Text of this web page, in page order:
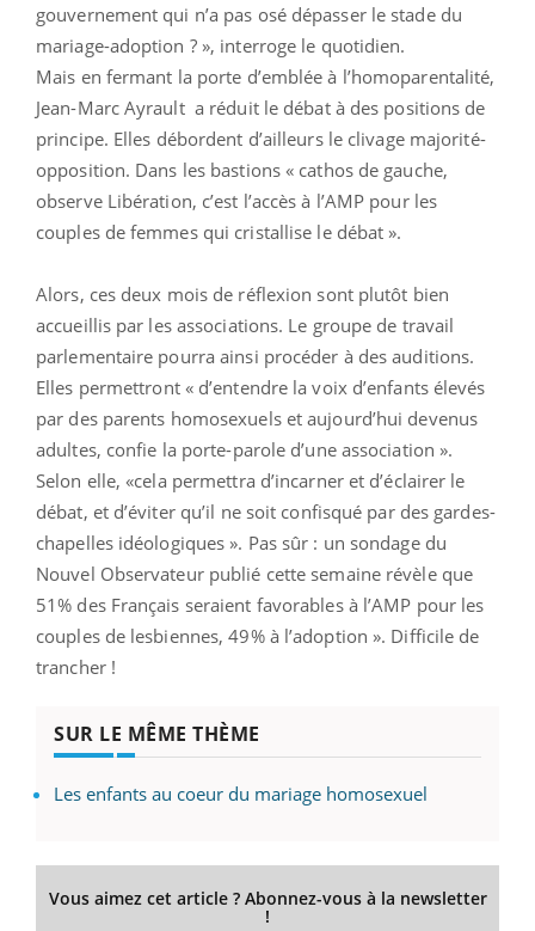
gouvernement qui n’a pas osé dépasser le stade du
mariage-adoption ? », interroge le quotidien.
Mais en fermant la porte d’emblée à l’homoparentalité,
Jean-Marc Ayrault a réduit le débat à des positions de
principe. Elles débordent d’ailleurs le clivage majorité-
opposition. Dans les bastions « cathos de gauche,
observe Libération, c’est l’accès à l’AMP pour les
couples de femmes qui cristallise le débat ».
Alors, ces deux mois de réflexion sont plutôt bien
accueillis par les associations. Le groupe de travail
parlementaire pourra ainsi procéder à des auditions.
Elles permettront « d’entendre la voix d’enfants élevés
par des parents homosexuels et aujourd’hui devenus
adultes, confie la porte-parole d’une association ».
Selon elle, «cela permettra d’incarner et d’éclairer le
débat, et d’éviter qu’il ne soit confisqué par des gardes-
chapelles idéologiques ». Pas sûr : un sondage du
Nouvel Observateur publié cette semaine révèle que
51% des Français seraient favorables à l’AMP pour les
couples de lesbiennes, 49% à l’adoption ». Difficile de
trancher !
SUR LE MÊME THÈME
Les enfants au coeur du mariage homosexuel
Vous aimez cet article ? Abonnez-vous à la newsletter
!